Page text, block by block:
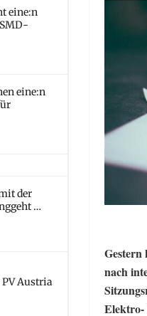
eine:n
eine:n
der
…
Austria
nach
Elektro-